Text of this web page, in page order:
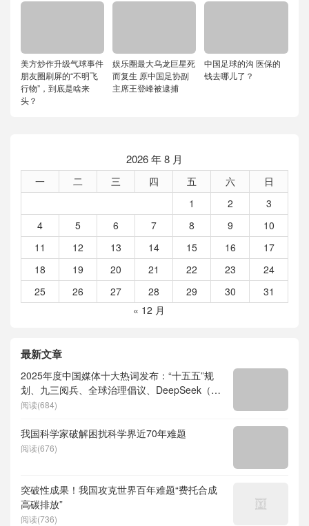
美方炒作升级气球事件
朋友圈刷屏的“不明飞
行物”，到底是啥来
头？
娱乐圈最大乌龙巨星死
而复生 原中国足协副
主席王登峰被逮捕
中国足球的沟 医保的
钱去哪儿了？
2026 年 8 月
一 二 三 四 五 六
日
1
2
3
4
5 6 7 8 9
10
11
12 13 14 15 16
17
18
19 20 21 22 23
24
25
26 27 28 29 30
31
« 12 月
最新文章
2025年度中国媒体十大热词发布：“十五五”规
划、九三阅兵、全球治理倡议、DeepSeek（深
度求索）、人形机器人、苏超、票根经济、育
阅读(684)
我国科学家破解困扰科学界近70年难题
阅读(676)
突破性成果！我国攻克世界百年难题“费托合成
高碳排放”
阅读(736)